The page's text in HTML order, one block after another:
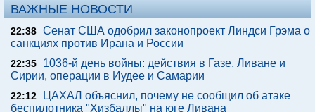
ВАЖНЫЕ НОВОСТИ
22:38 Сенат США одобрил законопроект Линдси Грэма о
санкциях против Ирана и России
22:35
1036-й день войны: действия в Газе, Ливане и
Сирии, операции в Иудее и Самарии
22:12
ЦАХАЛ объяснил, почему не сообщил об атаке
беспилотника "Хизбаллы" на юге Ливана